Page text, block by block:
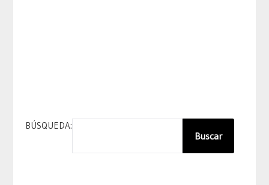
BÚSQUEDA:
Buscar